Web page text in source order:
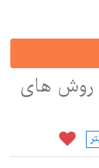
روش های